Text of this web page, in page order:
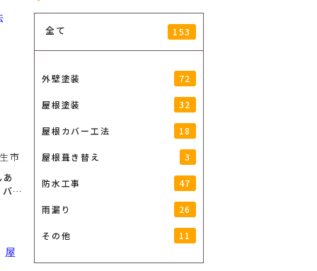
市
ー
全て 153
外壁塗装 72
屋根塗装 32
屋根カバー工法 18
屋根葺き替え 3
防水工事 47
雨漏り 26
その他 11